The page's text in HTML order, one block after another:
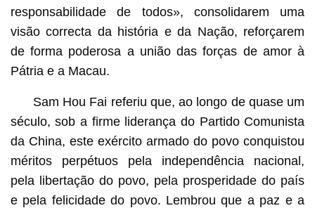
responsabilidade de todos», consolidarem uma
visão correcta da história e da Nação, reforçarem
de forma poderosa a união das forças de amor à
Pátria e a Macau.
Sam Hou Fai referiu que, ao longo de quase um
século, sob a firme liderança do Partido Comunista
da China, este exército armado do povo conquistou
méritos perpétuos pela independência nacional,
pela libertação do povo, pela prosperidade do país
e pela felicidade do povo. Lembrou que a paz e a